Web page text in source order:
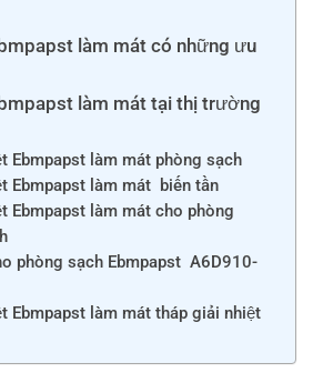
làm mát có những ưu
làm mát tại thị trường
Ebmpapst làm mát phòng sạch
Ebmpapst làm mát biến tần
Ebmpapst làm mát cho phòng
phòng sạch Ebmpapst A6D910-
Ebmpapst làm mát tháp giải nhiệt